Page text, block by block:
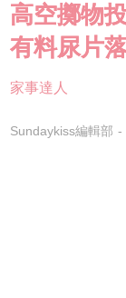
高空擲物
有料尿片
家事達人
Sundaykiss編輯部